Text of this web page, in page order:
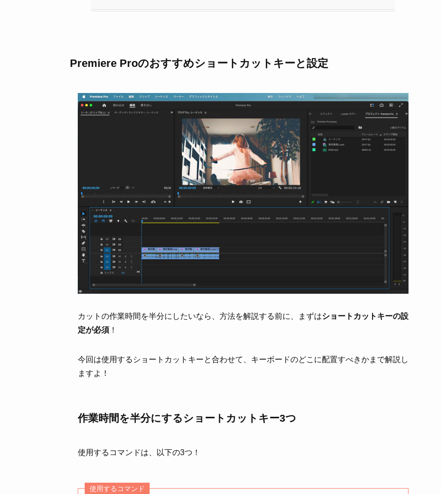
Premiere Proのおすすめショートカットキーと設定
カットの作業時間を半分にしたいなら、方法を解説する前に、まずはショートカットキーの設
定が必須 ！
今回は使用するショートカットキーと合わせて、キーボードのどこに配置すべきかまで解説し
ますよ！
作業時間を半分にするショートカットキー3つ
使用するコマンドは、以下の3つ！
使用するコマンド